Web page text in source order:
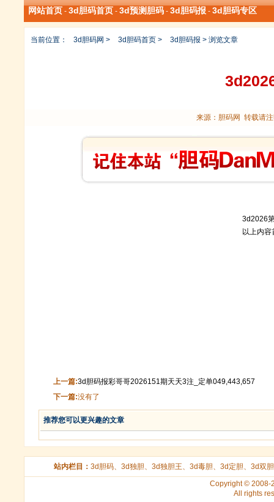
网站首页 - 3d胆码首页 - 3d预测胆码 - 3d胆码报 - 3d胆码专区
当前位置： 3d胆码网 > 3d胆码首页 > 3d胆码报 > 浏览文章
来源：胆码网 转载请
3d2026
以上内
上一篇:3d胆码报彩哥哥2026151期天天3注_定单049,443,657
下一篇:没有了
推荐您可以更兴趣的文章
站内栏目： 3d胆码、 3d独胆、 3d独胆王、 3d毒胆、 3d定胆、 3d双胆
Copyright © 2008-
All rights